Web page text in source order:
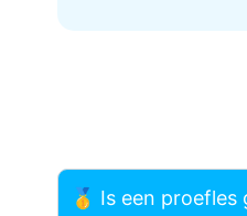
🥇 Is een proefles